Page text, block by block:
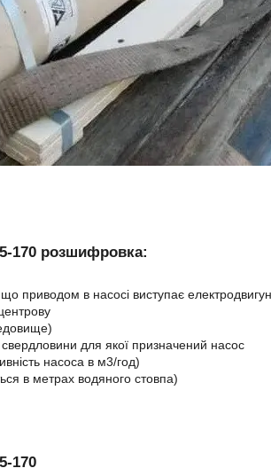
170 розшифровка:
приводом в насосі виступає електродвигун
для якої призначений насос
насоса в м3/год)
в метрах водяного стовпа)
170